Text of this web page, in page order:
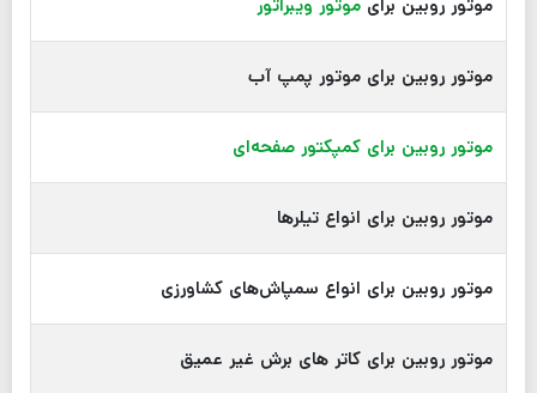
موتور روبین برایموتور ویبراتور
موتور روبین برای موتور پمپ آب
موتور روبین برای کمپکتور صفحه‌ای
موتور روبین برای انواع تیلرها
موتور روبین برای انواع سمپاش‌های کشاورزی
موتور روبین برای کاتر های برش غیر عمیق